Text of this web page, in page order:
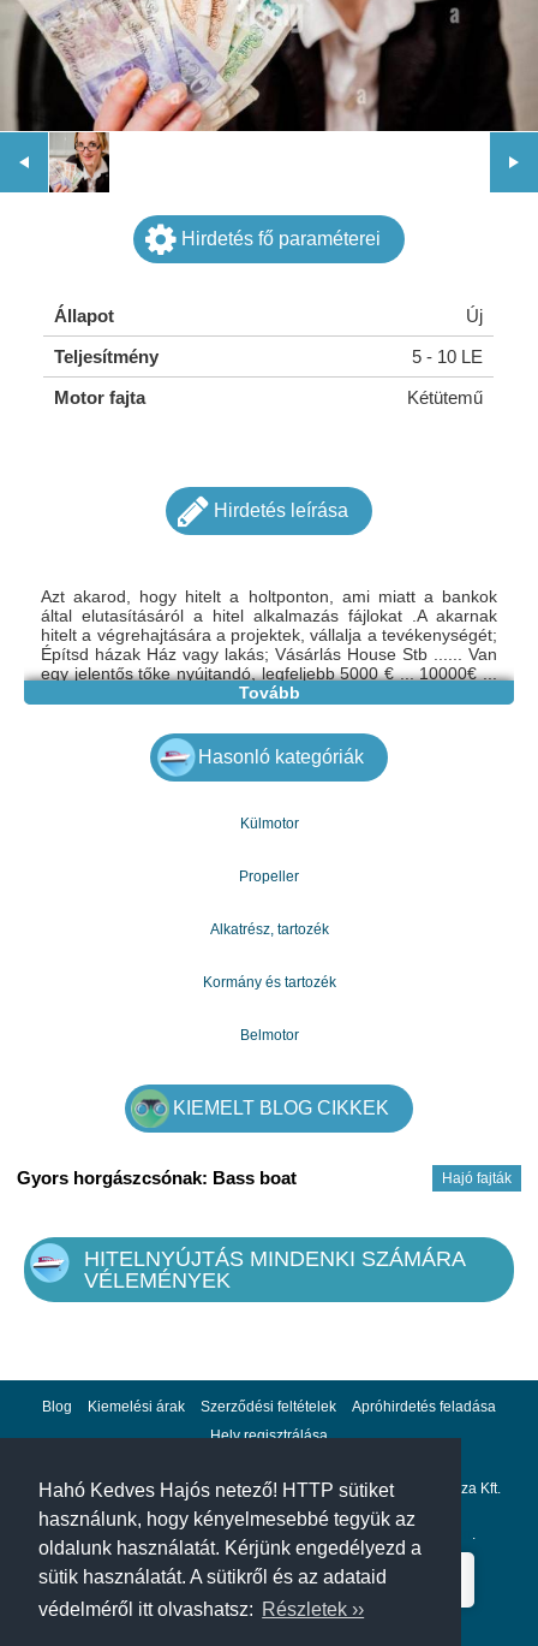
Hahó Kedves Hajós netező! HTTP sütiket
használunk, hogy kényelmesebbé tegyük az
oldalunk használatát. Kérjünk engedélyezd a
sütik használatát. A sütikről és az adataid
védelméről itt olvashatsz: Részletek ››
Hirdetés fő paraméterei
Állapot
Új
Teljesítmény
5 - 10 LE
Motor fajta
Kétütemű
Hirdetés leírása
Azt akarod, hogy hitelt a holtponton, ami miatt a bankok
által elutasításáról a hitel alkalmazás fájlokat .A akarnak
hitelt a végrehajtására a projektek, vállalja a tevékenységét;
Építsd házak Ház vagy lakás; Vásárlás House Stb ...... Van
egy jelentős tőke nyújtandó, legfeljebb 5000 € ... 10000€ ...
7.500.000 € bármely személy, hogy a költségvetési vagy
kamatláb 3% -ról 2% mennyiségétől függően .Az kérhet
további információkat vagy adatokat
e-mail:gazdagergelia@gmail.com
Tovább
Hasonló kategóriák
Külmotor
Propeller
Alkatrész, tartozék
Kormány és tartozék
Belmotor
KIEMELT BLOG CIKKEK
Hajó fajták
Gyors horgászcsónak: Bass boat
HITELNYÚJTÁS MINDENKI SZÁMÁRA
VÉLEMÉNYEK
Blog Kiemelési árak Szerződési feltételek
Apróhirdetés feladása
Hely regisztrálása
Adatvédelem Impresszum A hahohajo.hu kiadója a GlobalPlaza Kft.
A hahohajo.hu online bankkártyás fizetési partnere az .